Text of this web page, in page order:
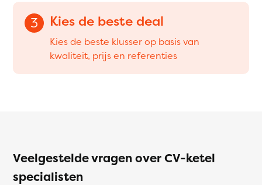
3 Kies de beste deal
Kies de beste klusser op basis van
kwaliteit, prijs en referenties
Veelgestelde vragen over CV-ketel
specialisten